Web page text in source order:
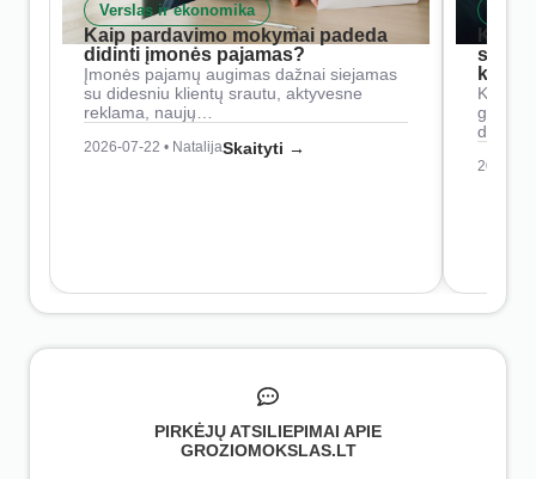
Verslas ir ekonomika
Kaip pardavimo mokymai padeda
didinti įmonės pajamas?
Įmonės pajamų augimas dažnai siejamas
su didesniu klientų srautu, aktyvesne
reklama, naujų…
2026-07-22 • NatalijaSkaityti →
Kaip
2026-
PIRKĖJŲ ATSILIEPIMAI APIE
GROZIOMOKSLAS.LT